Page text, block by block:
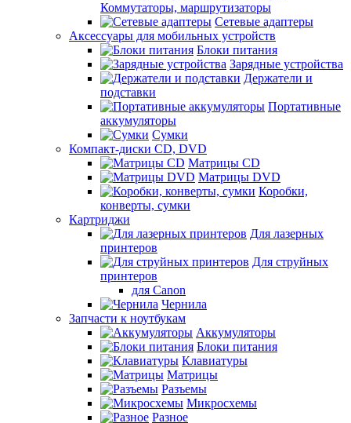
Коммутаторы, маршрутизаторы
Сетевые адаптеры
Аксессуары для мобильных устройств
Блоки питания
Зарядные устройства
Держатели и
подставки
Портативные
аккумуляторы
Сумки
Компакт-диски CD, DVD
Матрицы CD
Матрицы DVD
Коробки,
конверты, сумки
Картриджи
Для лазерных
принтеров
Для струйных
принтеров
для Canon
Чернила
Запчасти к ноутбукам
Аккумуляторы
Блоки питания
Клавиатуры
Матрицы
Разъемы
Микросхемы
Разное